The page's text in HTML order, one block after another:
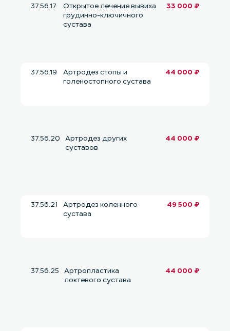
37.56.17
Открытое лечение вывиха
грудинно-ключичного
сустава
33 000 ₽
37.56.19
Артродез стопы и
голеностопного сустава
44 000 ₽
37.56.20 Артродез других
суставов
44 000 ₽
37.56.21
Артродез коленного
сустава
49 500 ₽
37.56.25 Артропластика
локтевого сустава
44 000 ₽